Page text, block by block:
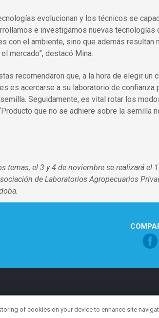
evolucionan y los técnicos se
e investigamos nuevas tecnologías
con el ambiente, sino que además resultan
mercado”, destacó Mina.
recomendaron que, a la hora de elegir un
es acercarse a su laboratorio de confianza
Seguidamente, es vital rotar los
que no se adhiere sobre la semilla
temas, el 3 y 4 de noviembre se realizará el
de Laboratorios Agropecuarios
of cookies on your device to enhance site